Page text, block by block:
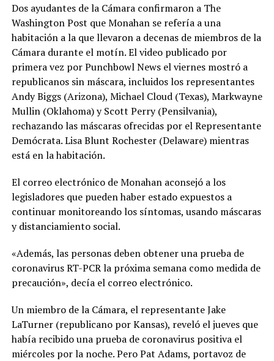
Dos ayudantes de la Cámara confirmaron a The
Washington Post que Monahan se refería a una
habitación a la que llevaron a decenas de miembros de la
Cámara durante el motín. El video publicado por
primera vez por Punchbowl News el viernes mostró a
republicanos sin máscara, incluidos los representantes
Andy Biggs (Arizona), Michael Cloud (Texas), Markwayne
Mullin (Oklahoma) y Scott Perry (Pensilvania),
rechazando las máscaras ofrecidas por el Representante
Demócrata. Lisa Blunt Rochester (Delaware) mientras
está en la habitación.
El correo electrónico de Monahan aconsejó a los
legisladores que pueden haber estado expuestos a
continuar monitoreando los síntomas, usando máscaras
y distanciamiento social.
«Además, las personas deben obtener una prueba de
coronavirus RT-PCR la próxima semana como medida de
precaución», decía el correo electrónico.
Un miembro de la Cámara, el representante Jake
LaTurner (republicano por Kansas), reveló el jueves que
había recibido una prueba de coronavirus positiva el
miércoles por la noche. Pero Pat Adams, portavoz de